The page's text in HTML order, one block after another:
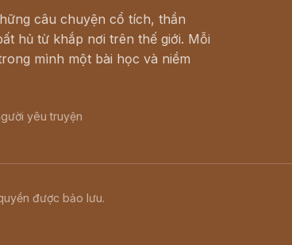
câu chuyện cổ tích, thần
hủ từ khắp nơi trên thế giới. Mỗi
mình một bài học và niềm
yêu truyện
được bảo lưu.